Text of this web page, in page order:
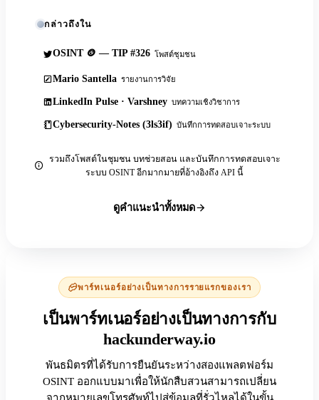
กล่าวถึงใน
OSINT 🪙 — TIP #326 โพสต์ชุมชน
Mario Santella รายงานการวิจัย
LinkedIn Pulse · Varshney บทความเชิงวิชาการ
Cybersecurity-Notes (3ls3if) บันทึกการทดสอบเจาะระบบ
รวมถึงโพสต์ในชุมชน บทช่วยสอน และบันทึกการทดสอบเจาะ
ระบบ OSINT อีกมากมายที่อ้างอิงถึง API นี้
ดูคำแนะนำทั้งหมด
พาร์ทเนอร์อย่างเป็นทางการรายแรกของเรา
เป็นพาร์ทเนอร์อย่างเป็นทางการกับ
hackunderway.io
พันธมิตรที่ได้รับการยืนยันระหว่างสองแพลตฟอร์ม
OSINT ออกแบบมาเพื่อให้นักสืบสวนสามารถเปลี่ยน